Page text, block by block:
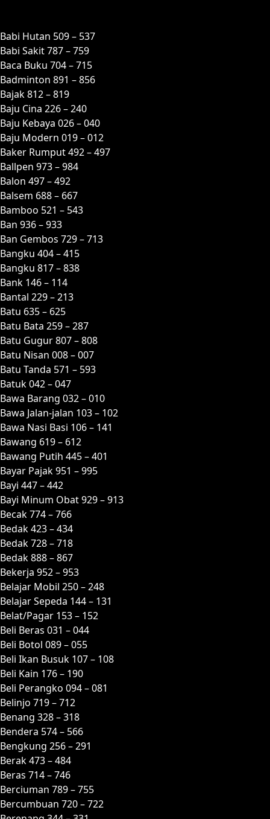
Babi Hutan 509 – 537
Babi Sakit 787 – 759
Baca Buku 704 – 715
Badminton 891 – 856
Bajak 812 – 819
Baju Cina 226 – 240
Baju Kebaya 026 – 040
Baju Modern 019 – 012
Baker Rumput 492 – 497
Ballpen 973 – 984
Balon 497 – 492
Balsem 688 – 667
Bamboo 521 – 543
Ban 936 – 933
Ban Gembos 729 – 713
Bangku 404 – 415
Bangku 817 – 838
Bank 146 – 114
Bantal 229 – 213
Batu 635 – 625
Batu Bata 259 – 287
Batu Gugur 807 – 808
Batu Nisan 008 – 007
Batu Tanda 571 – 593
Batuk 042 – 047
Bawa Barang 032 – 010
Bawa Jalan-jalan 103 – 102
Bawa Nasi Basi 106 – 141
Bawang 619 – 612
Bawang Putih 445 – 401
Bayar Pajak 951 – 995
Bayi 447 – 442
Bayi Minum Obat 929 – 913
Becak 774 – 766
Bedak 423 – 434
Bedak 728 – 718
Bedak 888 – 867
Bekerja 952 – 953
Belajar Mobil 250 – 248
Belajar Sepeda 144 – 131
Belat/Pagar 153 – 152
Beli Beras 031 – 044
Beli Botol 089 – 055
Beli Ikan Busuk 107 – 108
Beli Kain 176 – 190
Beli Perangko 094 – 081
Belinjo 719 – 712
Benang 328 – 318
Bendera 574 – 566
Bengkung 256 – 291
Berak 473 – 484
Beras 714 – 746
Berciuman 789 – 755
Bercumbuan 720 – 722